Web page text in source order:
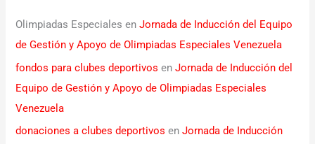
Olimpiadas Especiales enJornada de Inducción del Equipo
de Gestión y Apoyo de Olimpiadas Especiales Venezuela
fondos para clubes deportivos enJornada de Inducción del
Equipo de Gestión y Apoyo de Olimpiadas Especiales
Venezuela
donaciones a clubes deportivos enJornada de Inducción